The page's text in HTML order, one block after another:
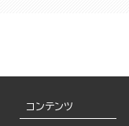
コンテンツ